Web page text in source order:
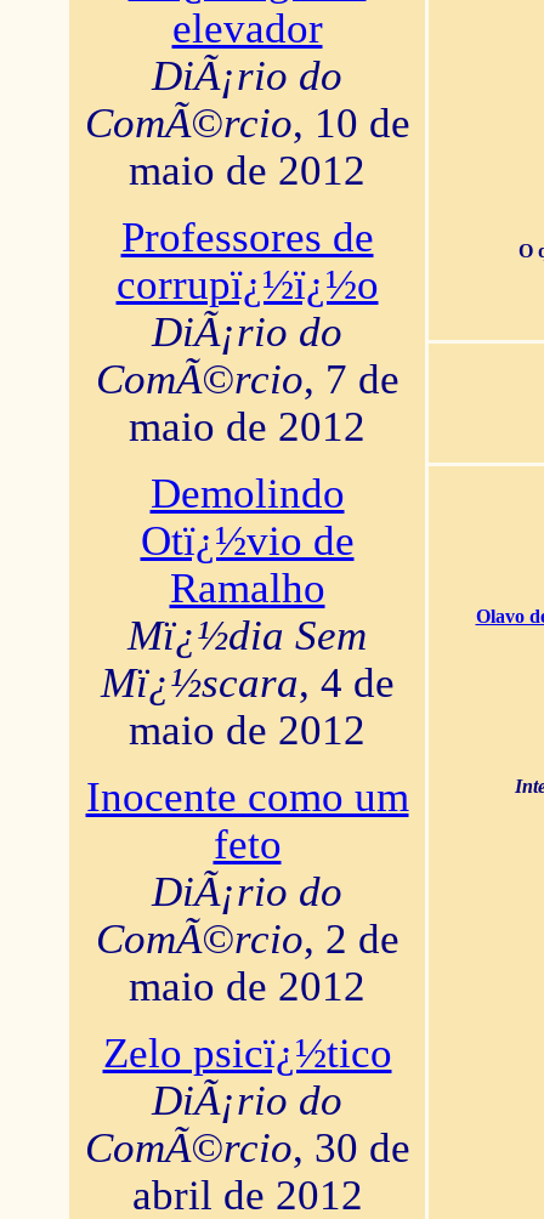
elevador
DiÃ¡rio do
ComÃ©rcio, 10 de
maio de 2012
Professores de
corrupï¿½ï¿½o
DiÃ¡rio do
ComÃ©rcio, 7 de
maio de 2012
Demolindo
Otï¿½vio de
Ramalho
Mï¿½dia Sem
Mï¿½scara, 4 de
maio de 2012
Inocente como um
feto
DiÃ¡rio do
ComÃ©rcio, 2 de
maio de 2012
Zelo psicï¿½tico
DiÃ¡rio do
ComÃ©rcio, 30 de
abril de 2012
O
Olavo